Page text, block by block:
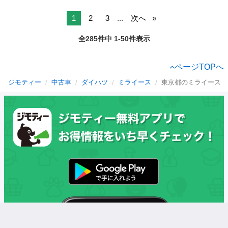
1 2 3 ... 次へ
全285件中 1-50件表示
ページTOPへ
ジモティー 中古車 ダイハツ ミライース 東京都のミライース